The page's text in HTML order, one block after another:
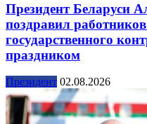
Президент Беларуси
поздравил
государственного
праздником
Президент 02.08.2026